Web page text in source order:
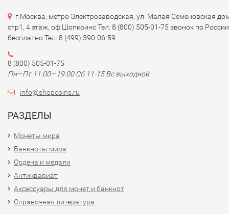
г.Москва, метро Электрозаводская, ул. Малая Семеновская
стр1, 4 этаж, оф.Шопкоинс Тел: 8 (800) 505-01-75 звонок по России
бесплатно Тел: 8 (499) 390-06-59
8 (800) 505-01-75
Пн—Пт 11:00—19:00 Сб 11-15 Вс выходной
info@shopcoins.ru
РАЗДЕЛЫ
Монеты мира
Банкноты мира
Ордена и медали
Антиквариат
Аксессуары для монет и банкнот
Справочная литература